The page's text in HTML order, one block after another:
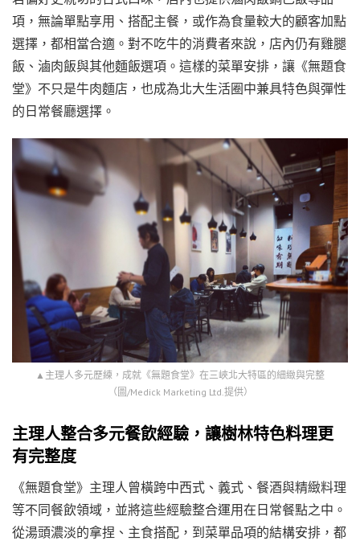
項，無論單點享用、搭配主餐，或作為食量較大的顧客加點
選擇，都相當合適。對不吃牛的消費者來說，店內仍有雞腿
飯、滷肉飯與其他麵飯選項。這樣的菜單安排，讓《無題食
堂》不只是牛肉麵店，也成為北大生活圈中兼具特色與彈性
的日常餐廳選擇。
▲主理人多元歷練，成就《無題食堂》在三峽北大特區的細緻與完整
（圖/Medick Marketing Ltd.提供）
主理人整合多元餐飲經驗，讓樹林特色料理更
有完整度
《無題食堂》主理人曾橫跨中西式、義式、餐酒與精緻料理
等不同餐飲領域，並將這些經驗整合運用在日常餐點之中。
從湯頭濃淡的拿捏、主食搭配，到菜單品項的結構安排，都